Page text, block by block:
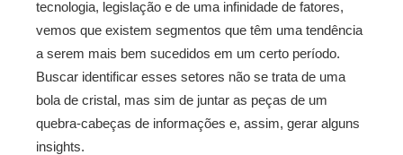
tecnologia, legislação e de uma infinidade de fatores,
vemos que existem segmentos que têm uma tendência
a serem mais bem sucedidos em um certo período.
Buscar identificar esses setores não se trata de uma
bola de cristal, mas sim de juntar as peças de um
quebra-cabeças de informações e, assim, gerar alguns
insights.